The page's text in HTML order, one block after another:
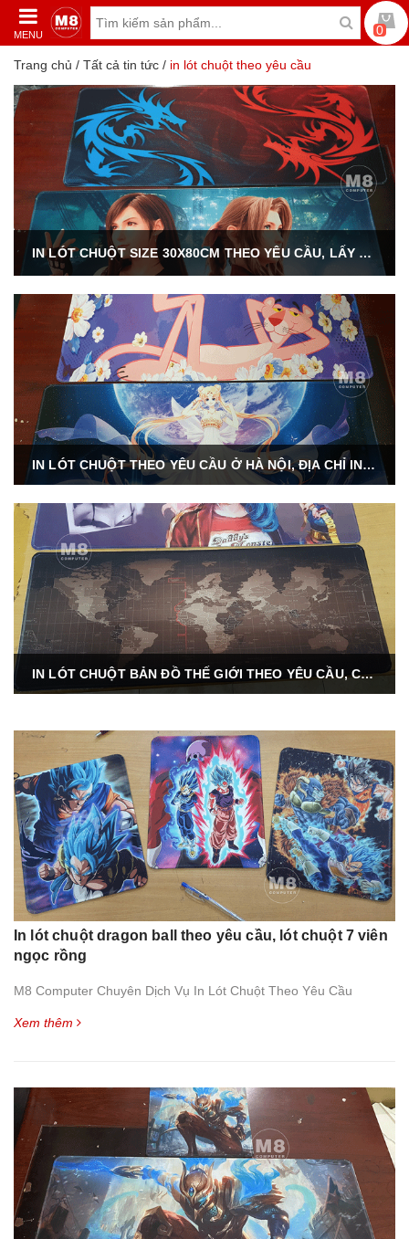
MENU 0
Trang chủ / Tất cả tin tức / in lót chuột theo yêu cầu
IN LÓT CHUỘT SIZE 30X80CM THEO YÊU CẦU, LẤY NGAY.
IN LÓT CHUỘT THEO YÊU CẦU Ở HÀ NỘI, ĐỊA CHỈ IN LÓT CHUỘT UY TÍN.
IN LÓT CHUỘT BẢN ĐỒ THẾ GIỚI THEO YÊU CẦU, CÁC MẪU LÓT CHUỘT HÌNH BẢN ĐỒ
In lót chuột dragon ball theo yêu cầu, lót chuột 7 viên
ngọc rồng
M8 Computer Chuyên Dịch Vụ In Lót Chuột Theo Yêu Cầu
Xem thêm